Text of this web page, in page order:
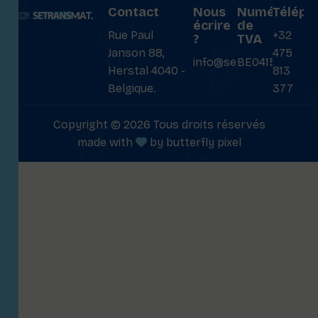
Contact
Rue Paul
Janson 88,
Herstal 4040 -
Belgique.
Nous
écrire
?
info@setransmat.com
Numéro
de
TVA
BE0415027069
+32
475
813
377
Copyright © 2026 Tous droits réservés
made with
by butterfly pixel